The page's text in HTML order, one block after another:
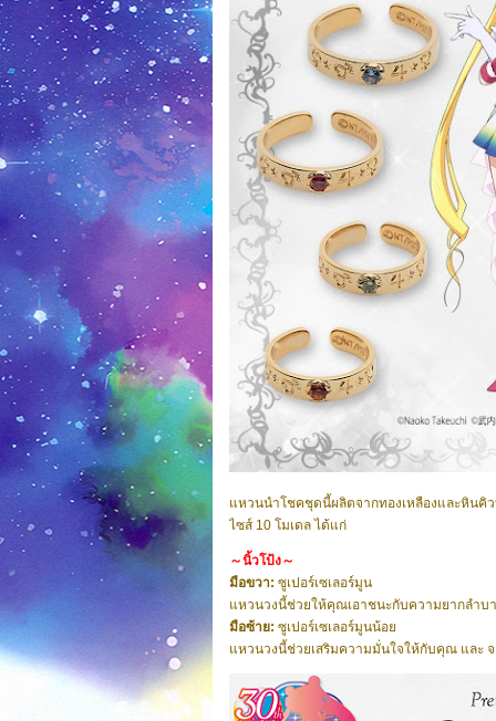
แหวนนำโชคชุดนี้ผลิตจากทองเหลืองและหินคิ
ไซส์ 10 โมเดล ได้แก่
～นิ้วโป้ง～
มือขวา: ซูเปอร์เซเลอร์มูน
แหวนวงนี้ช่วยให้คุณเอาชนะกับความยากลำบ
มือซ้าย: ซูเปอร์เซเลอร์มูนน้อย
แหวนวงนี้ช่วยเสริมความมั่นใจให้กับคุณ และ